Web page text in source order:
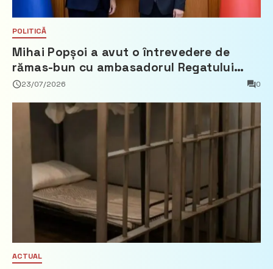
POLITICĂ
Mihai Popșoi a avut o întrevedere de
rămas-bun cu ambasadorul Regatului
Țărilor de Jos, Fred Duijn
23/07/2026 0
ACTUAL